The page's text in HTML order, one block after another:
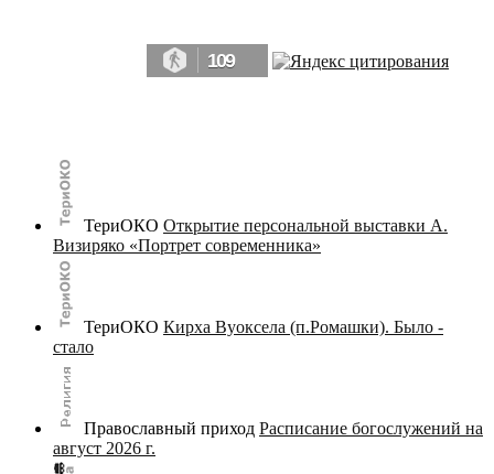
109
ТериОКО Открытие персональной выставки А.
Визиряко «Портрет современника»
ТериОКО Кирха Вуоксела (п.Ромашки). Было -
стало
Православный приход Расписание богослужений на
август 2026 г.